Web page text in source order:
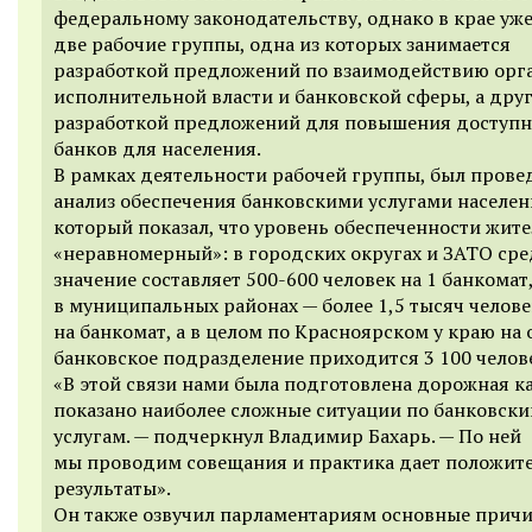
федеральному законодательству, однако в крае
две рабочие группы, одна из которых занимается
разработкой предложений по взаимодействию
исполнительной власти и банковской сферы, а
разработкой предложений для повышения
банков для населения.
В рамках деятельности рабочей группы, был
анализ обеспечения банковскими услугами
который показал, что уровень обеспеченности
«неравномерный»: в городских округах и ЗАТО
значение составляет 500-600 человек на 1 банкомат,
в муниципальных районах — более 1,5 тысяч
на банкомат, а в целом по Красноярском у краю на
банковское подразделение приходится 3 100
«В этой связи нами была подготовлена дорожная
показано наиболее сложные ситуации по
услугам.— подчеркнул Владимир Бахарь. —По ней
мы проводим совещания и практика дает
результаты».
Он также озвучил парламентариям основные